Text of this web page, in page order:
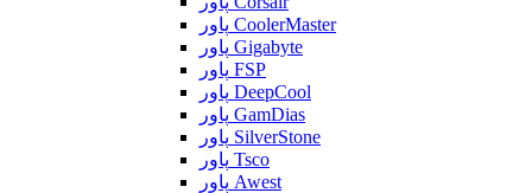
پاور CoolerMaster
پاور Gigabyte
پاور FSP
پاور DeepCool
پاور GamDias
پاور SilverStone
پاور Tsco
پاور Awest